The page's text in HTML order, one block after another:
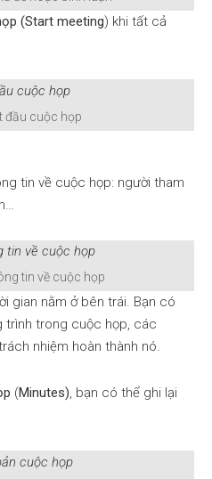
(Start meeting) khi tất cả
đầu cuộc họp
tin về cuộc họp: người tham
tin về cuộc họp
gian nằm ở bên trái. Bạn có
trình trong cuộc họp, các
nhiệm hoàn thành nó.
(Minutes), bạn có thể ghi lại